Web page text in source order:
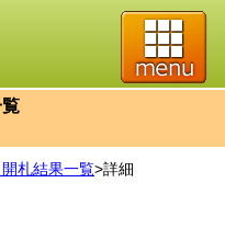
開札結果一覧>詳細